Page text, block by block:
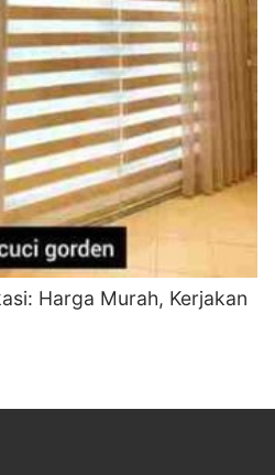
Harga Murah, Kerjakan